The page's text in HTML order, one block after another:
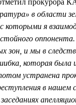
в области
которыми я
оппонента.
зон, и мы в
которая была
потом устранена
в